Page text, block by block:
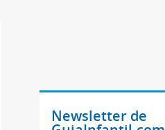
Newsletter de